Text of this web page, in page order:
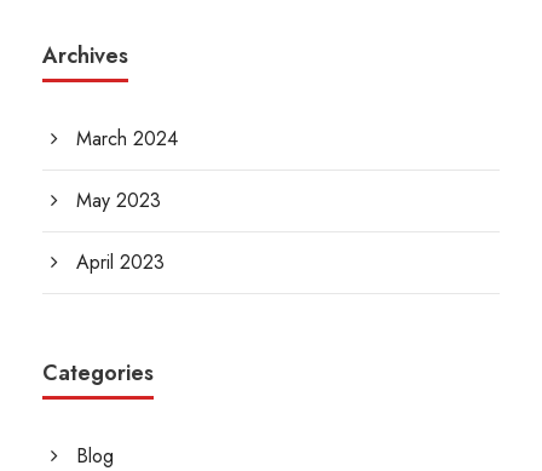
Archives
March 2024
May 2023
April 2023
Categories
Blog